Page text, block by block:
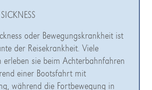
oder Bewegungskrankheit ist
der Reisekrankheit. Viele
erleben sie beim Achterbahnfahren
einer Bootsfahrt mit
während die Fortbewegung in